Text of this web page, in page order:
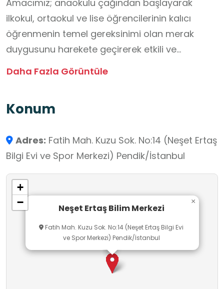
Amacımız; anaokulu çağından başlayarak
ilkokul, ortaokul ve lise öğrencilerinin kalıcı
öğrenmenin temel gereksinimi olan merak
duygusunu harekete geçirerek etkili ve
yapılandırıcı öğrenmeyi sağlamak, etkili
kalıcılığı sağlamak, geleneksel modelin dışında
aktif olarak dahil ederek özellikle fen ve
teknolojiye ilgi duyan, bilgi, bilim ve teknolojiyi
etkin olarak kullanabilen, doğanın temel işleyiş
mekanizmalarını günümüzün bilimsel bakış
açılarıyla değerlendirip kendisi ile yaşadığı
şekilde algılayarak yorumlayabilen bireyler
yetişmesine katkı sağlamaktır.
Daha Fazla Görüntüle
Konum
Adres: Fatih Mah. Kuzu Sok. No:14 (Neşet Ertaş
Bilgi Evi ve Spor Merkezi) Pendik/İstanbul
Neşet Ertaş Bilim Merkezi
Fatih Mah. Kuzu Sok. No:14 (Neşet Ertaş Bilgi Evi
ve Spor Merkezi) Pendik/İstanbul
×
+
−